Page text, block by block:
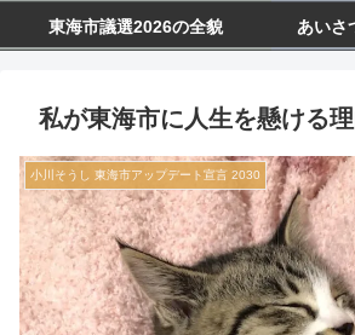
東海市議選2026の全貌 あいさ
私が東海市に人生を懸ける理
小川そうし 東海市アップデート宣言 2030